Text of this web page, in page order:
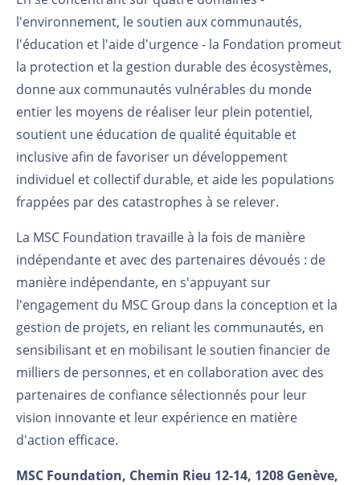
l'environnement, le soutien aux communautés,
l'éducation et l'aide d'urgence - la Fondation promeut
la protection et la gestion durable des écosystèmes,
donne aux communautés vulnérables du monde
entier les moyens de réaliser leur plein potentiel,
soutient une éducation de qualité équitable et
inclusive afin de favoriser un développement
individuel et collectif durable, et aide les populations
frappées par des catastrophes à se relever.
La MSC Foundation travaille à la fois de manière
indépendante et avec des partenaires dévoués : de
manière indépendante, en s'appuyant sur
l'engagement du MSC Group dans la conception et la
gestion de projets, en reliant les communautés, en
sensibilisant et en mobilisant le soutien financier de
milliers de personnes, et en collaboration avec des
partenaires de confiance sélectionnés pour leur
vision innovante et leur expérience en matière
d'action efficace.
MSC Foundation, Chemin Rieu 12-14, 1208 Genève,